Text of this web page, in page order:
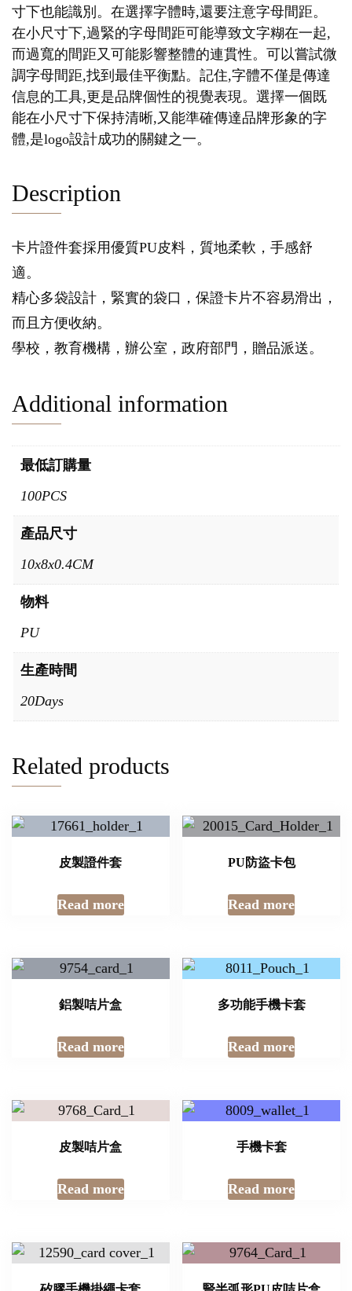
寸下也能識別。在選擇字體時,還要注意字母間距。
在小尺寸下,過緊的字母間距可能導致文字糊在一起,
而過寬的間距又可能影響整體的連貫性。可以嘗試微
調字母間距,找到最佳平衡點。記住,字體不僅是傳達
信息的工具,更是品牌個性的視覺表現。選擇一個既
能在小尺寸下保持清晰,又能準確傳達品牌形象的字
體,是logo設計成功的關鍵之一。
Description
卡片證件套採用優質PU皮料，質地柔軟，手感舒
適。
精心多袋設計，緊實的袋口，保證卡片不容易滑出，
而且方便收納。
學校，教育機構，辦公室，政府部門，贈品派送。
Additional information
最低訂購量
100PCS
產品尺寸
10x8x0.4CM
物料
PU
生產時間
20Days
Related products
皮製證件套
Read more
PU防盜卡包
Read more
鋁製咭片盒
Read more
多功能手機卡套
Read more
皮製咭片盒
Read more
手機卡套
Read more